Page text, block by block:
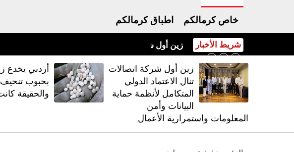
خاص كرمالكم اطباق كرمالكم
شريط الأخبار زين أول شركة اتصالات تنال الاعتماد الدولي المتكامل
زين أول شركة اتصالات
تنال الاعتماد الدولي
المتكامل لأنظمة حماية
البيانات وأمن
المعلومات واستمرارية الأعمال
أردني يخدع
بحبوب
والحقيقة